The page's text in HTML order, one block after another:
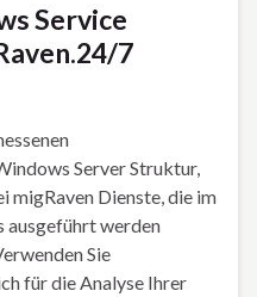
Service
7
Server Struktur,
migRaven Dienste, die im
ausgeführt werden
Sie
für die Analyse Ihrer